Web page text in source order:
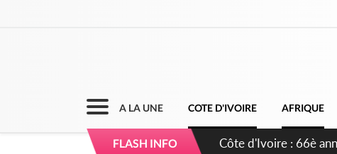
A LA UNE COTE D'IVOIRE AFRIQUE
FLASH INFO
Côte d'Ivoire : À